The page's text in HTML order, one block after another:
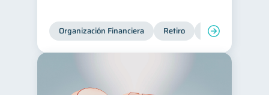
Organización Financiera Retiro Cuenta